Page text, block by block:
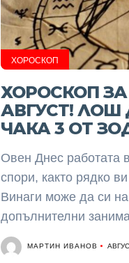
ХОРОСКОП
ХОРОСКОП ЗА
АВГУСТ! ЛОШ
ЧАКА 3 ОТ
Овен Днес работата
спори, както рядко
Винаги може да си
допълнителни
МАРТИН ИВАНОВ